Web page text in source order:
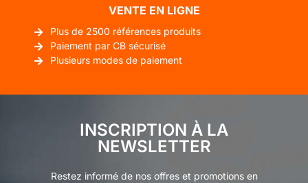
VENTE EN LIGNE
Plus de 2500 références produits
Paiement par CB sécurisé
Plusieurs modes de paiement
INSCRIPTION À LA
NEWSLETTER
Restez informé de nos offres et promotions en